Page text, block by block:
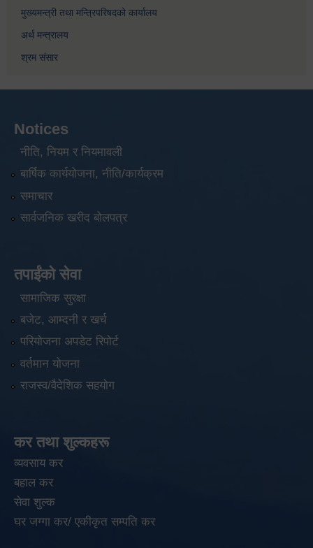
मुख्यमन्त्री तथा मन्त्रिपरिषदको कार्यालय
अर्थ मन्त्रालय
श्रम संसार
Notices
नीति, नियम र नियमावली
बार्षिक कार्ययोजना, नीति/कार्यक्रम
समाचार
सार्वजनिक खरीद बोलपत्र
तपाईंको सेवा
सामाजिक सुरक्षा
बजेट, आम्दनी र खर्च
परियोजना अपडेट रिपोर्ट
वर्तमान योजना
राजस्व/वैदेशिक सहयोग
कर तथा शुल्कहरू
व्यवसाय कर
बहाल कर
सेवा शुल्क
घर जग्गा कर/ एकीकृत सम्पति कर